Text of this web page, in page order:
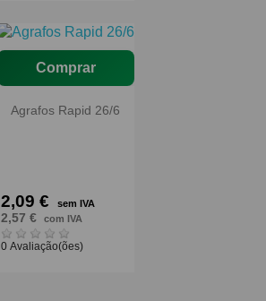
Comprar
Agrafos Rapid 26/6
2,09 € sem IVA
2,57 € com IVA
0 Avaliação(ões)